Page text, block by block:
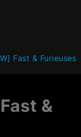
Fast & Furieuses
&